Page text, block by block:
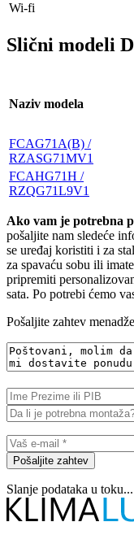
Wi-fi
Slični modeli
Naziv modela
FCAG71A(B) /
RZASG71MV1
FCAHG71H /
RZQG71L9V1
Ako vam je potrebna
pošaljite nam sledeće
se uređaj koristiti i za
za spavaću sobu ili
pripremiti
sata. Po potrebi ćemo
Pošaljite zahtev
Pošaljite zahtev
Slanje podataka u toku...